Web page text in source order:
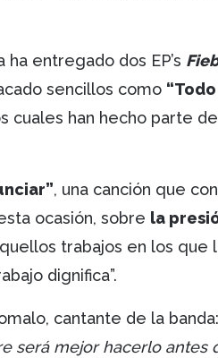
entregado dos EP’s
sencillos como
cuales han hecho parte
, una canción que
ocasión, sobre la
trabajos en los que
dignifica”.
cantante de la banda:
será mejor hacerlo antes